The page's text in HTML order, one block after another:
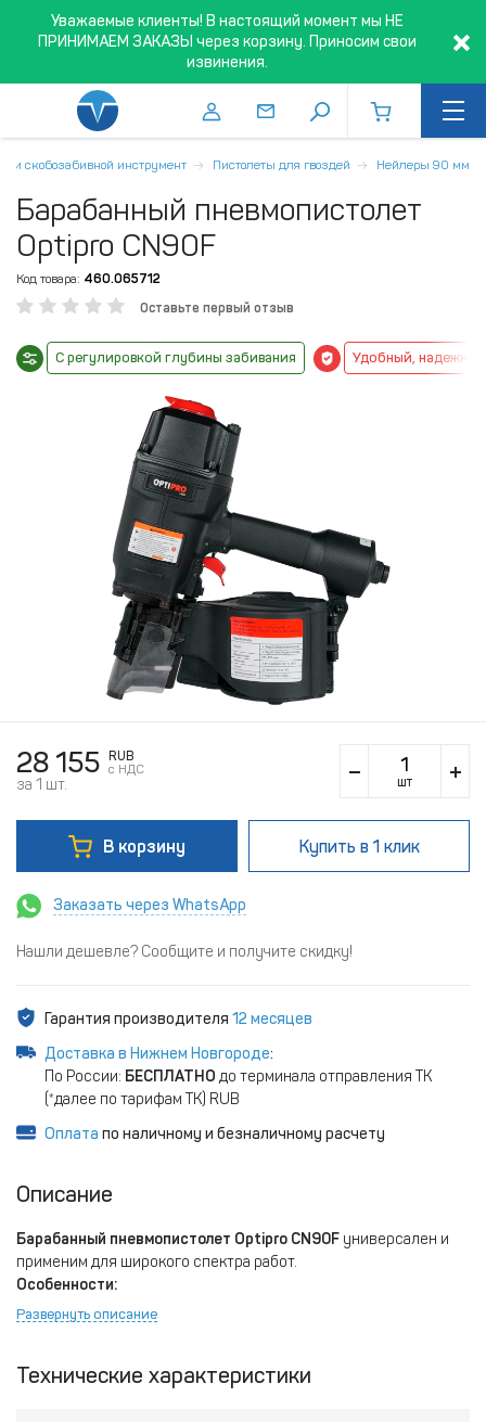
Уважаемые клиенты! В настоящий момент мы НЕ
ПРИНИМАЕМ ЗАКАЗЫ через корзину. Приносим свои
извинения.
и скобозабивной инструмент Пистолеты для гвоздей Нейлеры 90 мм
Барабанный пневмопистолет
Optipro CN90F
Код товара: 460.065712
Оставьте первый отзыв
С регулировкой глубины забивания Удобный, надежный
28 155
RUB
c НДС
за 1 шт. шт
В корзину Купить в 1 клик
Заказать через WhatsApp
Нашли дешевле? Сообщите и получите скидку!
Гарантия производителя 12 месяцев
Доставка в Нижнем Новгороде:
По России: БЕСПЛАТНО до терминала отправления ТК
(*далее по тарифам ТК) RUB
Оплата по наличному и безналичному расчету
Описание
Барабанный пневмопистолет Optipro CN90F универсален и
применим для широкого спектра работ.
Особенности:
Имеет регулировку глубины забивания гвоздя и
Удобная конструкция магазина позволяет сократить время
Развернуть описание
Технические характеристики